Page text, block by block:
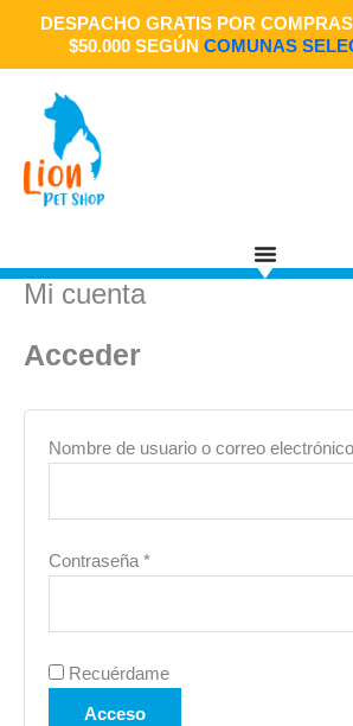
contenido
DESPACHO GRATIS POR
$50.000 SEGÚN COMUNAS
Mi cuenta
Acceder
Nombre de usuario o correo electrónico
Contraseña *
Obligatorio
Recuérdame
Acceso